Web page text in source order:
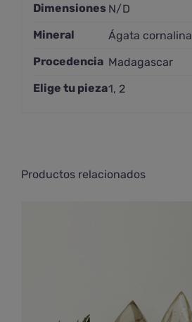
Dimensiones N/D
Mineral
Ágata cornalina
Procedencia Madagascar
Elige tu pieza1, 2
Productos relacionados